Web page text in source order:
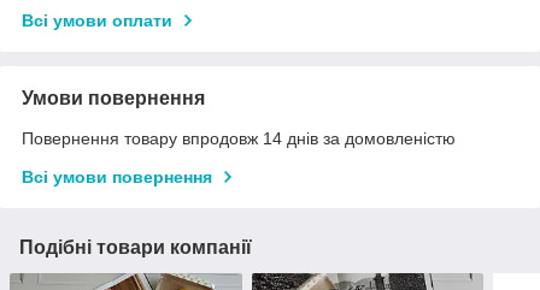
Всі умови оплати
Умови повернення
Повернення товару впродовж 14 днів за домовленістю
Всі умови повернення
Подібні товари компанії